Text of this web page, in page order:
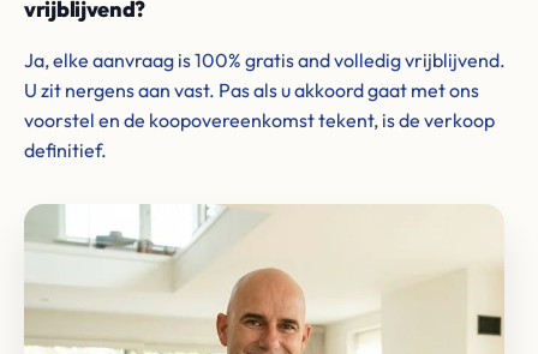
vrijblijvend?
Ja, elke aanvraag is 100% gratis and volledig vrijblijvend.
U zit nergens aan vast. Pas als u akkoord gaat met ons
voorstel en de koopovereenkomst tekent, is de verkoop
definitief.